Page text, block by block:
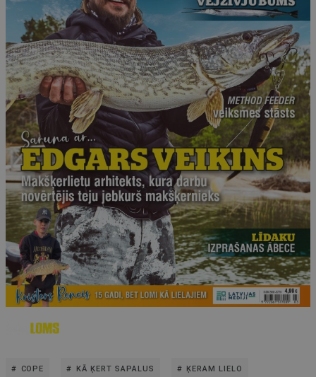
COPE KĀ ĶERT SAPALUS ĶERAM LIELO